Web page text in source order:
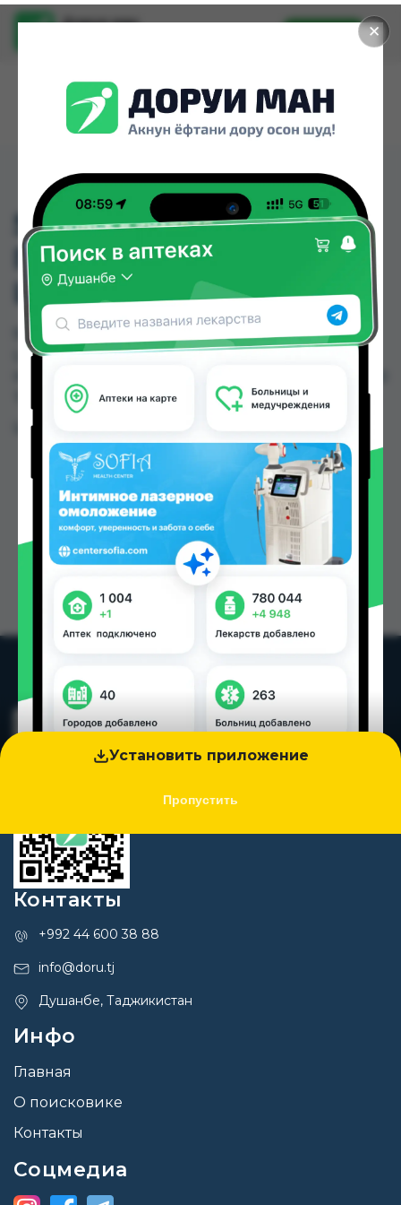
✕
Установить приложение
Пропустить
Доруи ман
Установить
504 КАРАНДАШ ДЛЯ
ГУБ GR DREM LIPS
LIPLINER
504 КАРАНДАШ ДЛЯ ГУБ GR DREM LIPS
LIPLINER можно купить или заказать в аптеках,
TJS в Душанбе и других городах Таджикистана
Цена: от
Контакты
+992 44 600 38 88
info@doru.tj
Душанбе, Таджикистан
Инфо
Главная
О поисковике
Контакты
Соцмедиа